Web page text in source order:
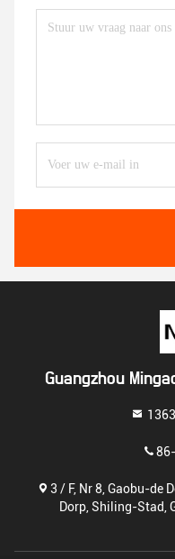
Guangzhou
3 / F, Nr 8, Gaobu-de
Dorp, Shiling-Stad,